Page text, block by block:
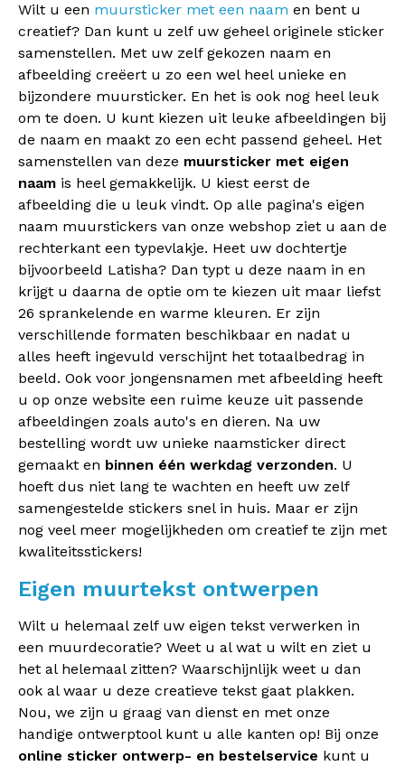
Wilt u een muursticker met een naam en bent u
creatief? Dan kunt u zelf uw geheel originele sticker
samenstellen. Met uw zelf gekozen naam en
afbeelding creëert u zo een wel heel unieke en
bijzondere muursticker. En het is ook nog heel leuk
om te doen. U kunt kiezen uit leuke afbeeldingen bij
de naam en maakt zo een echt passend geheel. Het
samenstellen van deze muursticker met eigen
naam is heel gemakkelijk. U kiest eerst de
afbeelding die u leuk vindt. Op alle pagina's eigen
naam muurstickers van onze webshop ziet u aan de
rechterkant een typevlakje. Heet uw dochtertje
bijvoorbeeld Latisha? Dan typt u deze naam in en
krijgt u daarna de optie om te kiezen uit maar liefst
26 sprankelende en warme kleuren. Er zijn
verschillende formaten beschikbaar en nadat u
alles heeft ingevuld verschijnt het totaalbedrag in
beeld. Ook voor jongensnamen met afbeelding heeft
u op onze website een ruime keuze uit passende
afbeeldingen zoals auto's en dieren. Na uw
bestelling wordt uw unieke naamsticker direct
gemaakt en binnen één werkdag verzonden. U
hoeft dus niet lang te wachten en heeft uw zelf
samengestelde stickers snel in huis. Maar er zijn
nog veel meer mogelijkheden om creatief te zijn met
kwaliteitsstickers!
Eigen muurtekst ontwerpen
Wilt u helemaal zelf uw eigen tekst verwerken in
een muurdecoratie? Weet u al wat u wilt en ziet u
het al helemaal zitten? Waarschijnlijk weet u dan
ook al waar u deze creatieve tekst gaat plakken.
Nou, we zijn u graag van dienst en met onze
handige ontwerptool kunt u alle kanten op! Bij onze
online sticker ontwerp- en bestelservice kunt u